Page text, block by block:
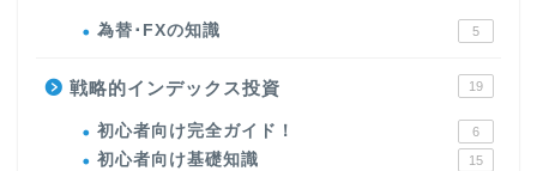
為替･FXの知識 5
戦略的インデックス投資 19
初心者向け完全ガイド！ 6
初心者向け基礎知識 15